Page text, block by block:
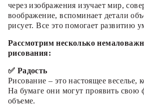
через изображения изучает мир,
воображение, вспоминает детали
рисует. Все это помогает развитию
Рассмотрим несколько
рисования:
✅ Радость
Рисование – это настоящее веселье,
На бумаге они могут проявить свою
объеме.